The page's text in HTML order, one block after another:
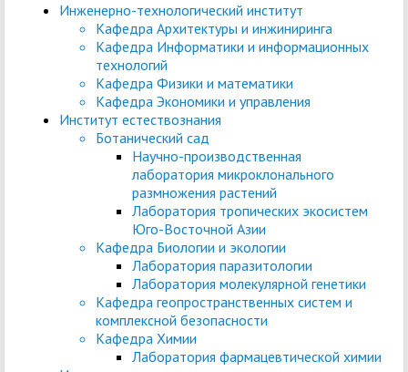
Инженерно-технологический институт
Кафедра Архитектуры и инжиниринга
Кафедра Информатики и информационных
технологий
Кафедра Физики и математики
Кафедра Экономики и управления
Институт естествознания
Ботанический сад
Научно-производственная
лаборатория микроклонального
размножения растений
Лаборатория тропических экосистем
Юго-Восточной Азии
Кафедра Биологии и экологии
Лаборатория паразитологии
Лаборатория молекулярной генетики
Кафедра геопространственных систем и
комплексной безопасности
Кафедра Химии
Лаборатория фармацевтической химии